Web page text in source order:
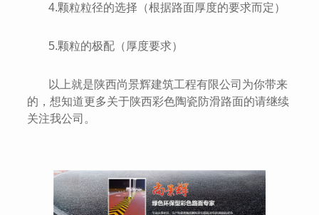
4.颗粒粒径的选择（根据路面厚度的要求而定）
5.颗粒的极配（厚度要求）
以上就是陕西尚景辉建筑工程有限公司为你带来
的，想知道更多关于陕西彩色陶瓷防滑路面的请继续
关注我公司。